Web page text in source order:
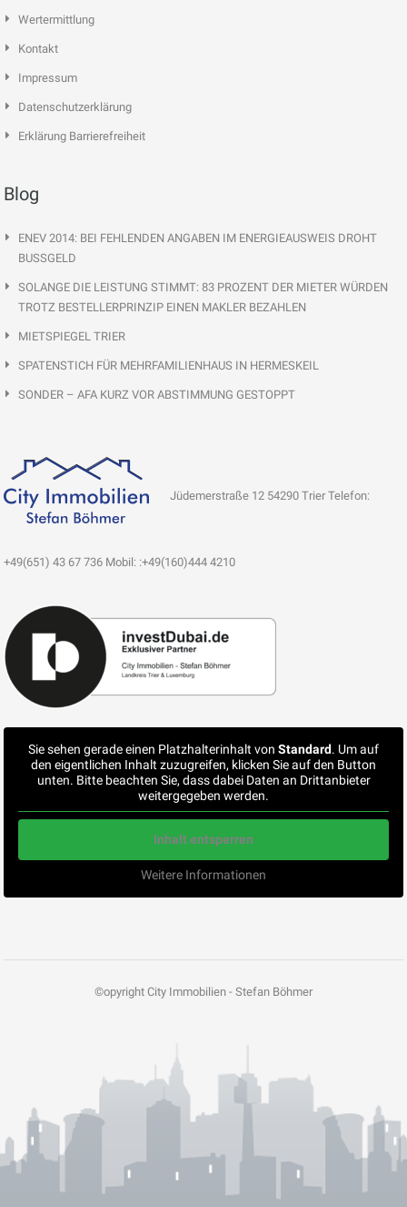
Wertermittlung
Kontakt
Impressum
Datenschutzerklärung
Erklärung Barrierefreiheit
Blog
ENEV 2014: BEI FEHLENDEN ANGABEN IM ENERGIEAUSWEIS DROHT
BUSSGELD
SOLANGE DIE LEISTUNG STIMMT: 83 PROZENT DER MIETER WÜRDEN
TROTZ BESTELLERPRINZIP EINEN MAKLER BEZAHLEN
MIETSPIEGEL TRIER
SPATENSTICH FÜR MEHRFAMILIENHAUS IN HERMESKEIL
SONDER – AFA KURZ VOR ABSTIMMUNG GESTOPPT
Jüdemerstraße 12 54290 Trier Telefon:
+49(651) 43 67 736 Mobil: :+49(160)444 4210
Sie sehen gerade einen Platzhalterinhalt von Standard. Um auf
den eigentlichen Inhalt zuzugreifen, klicken Sie auf den Button
unten. Bitte beachten Sie, dass dabei Daten an Drittanbieter
weitergegeben werden.
Inhalt entsperren
Weitere Informationen
©opyright City Immobilien - Stefan Böhmer